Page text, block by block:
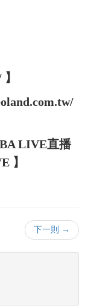
LIVE直播
】
下一則 →